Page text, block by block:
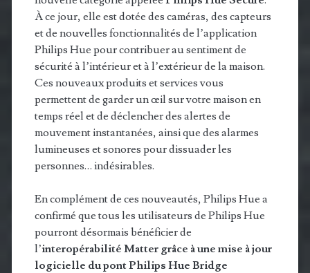
À ce jour, elle est dotée des caméras, des capteurs
et de nouvelles fonctionnalités de l’application
Philips Hue pour contribuer au sentiment de
sécurité à l’intérieur et à l’extérieur de la maison.
Ces nouveaux produits et services vous
permettent de garder un œil sur votre maison en
temps réel et de déclencher des alertes de
mouvement instantanées, ainsi que des alarmes
lumineuses et sonores pour dissuader les
personnes… indésirables.
En complément de ces nouveautés, Philips Hue a
confirmé que tous les utilisateurs de Philips Hue
pourront désormais bénéficier de
l’interopérabilité Matter grâce à une mise à jour
logicielle du pont Philips Hue Bridge